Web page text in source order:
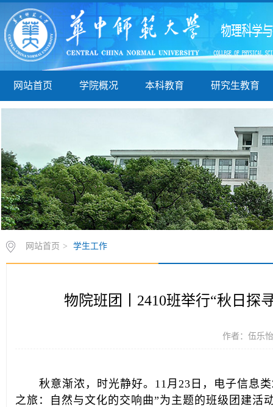
网站首页 学院概况 本科教育 研究生教育
网站首页 > 学生工作
物院班团丨2410班举行“秋日探
作者：伍乐
秋意渐浓，时光静好。11月23日，电子信息
之旅：自然与文化的交响曲”为主题的班级团建活